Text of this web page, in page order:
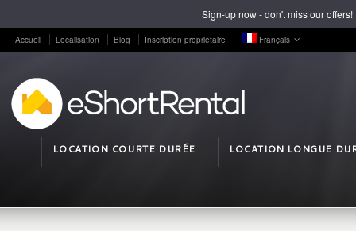
Accueil Localisation Blog Inscription propriétaire Français
LOCATION COURTE DURÉE LOCATION LONGUE
Sign-up now - don't miss our offers!